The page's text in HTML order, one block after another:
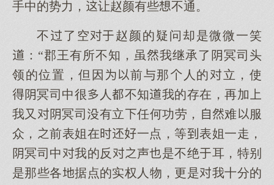
手中的势力，让赵颜有些不通。
不了空赵颜的疑问却是微微一笑
：“郡王有所不知，虽我继承了冥司头
领的位置，但因前与那人的立，使
冥司中很人不知我的存在，再加
我又冥司有立任何功劳，难服
众，前表姐在一点，等表姐一走，
冥司中我的反声是不绝耳，特别
是那些各据点的实权人物，更是我十分的